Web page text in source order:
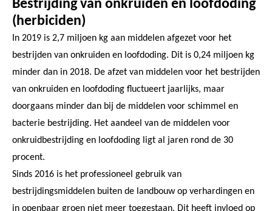
Bestrijding van onkruiden en loofdoding
(herbiciden)
In 2019 is 2,7 miljoen kg aan middelen afgezet voor het
bestrijden van onkruiden en loofdoding. Dit is 0,24 miljoen kg
minder dan in 2018. De afzet van middelen voor het bestrijden
van onkruiden en loofdoding fluctueert jaarlijks, maar
doorgaans minder dan bij de middelen voor schimmel en
bacterie bestrijding. Het aandeel van de middelen voor
onkruidbestrijding en loofdoding ligt al jaren rond de 30
procent.
Sinds 2016 is het professioneel gebruik van
bestrijdingsmiddelen buiten de landbouw op verhardingen en
in openbaar groen niet meer toegestaan. Dit heeft invloed op